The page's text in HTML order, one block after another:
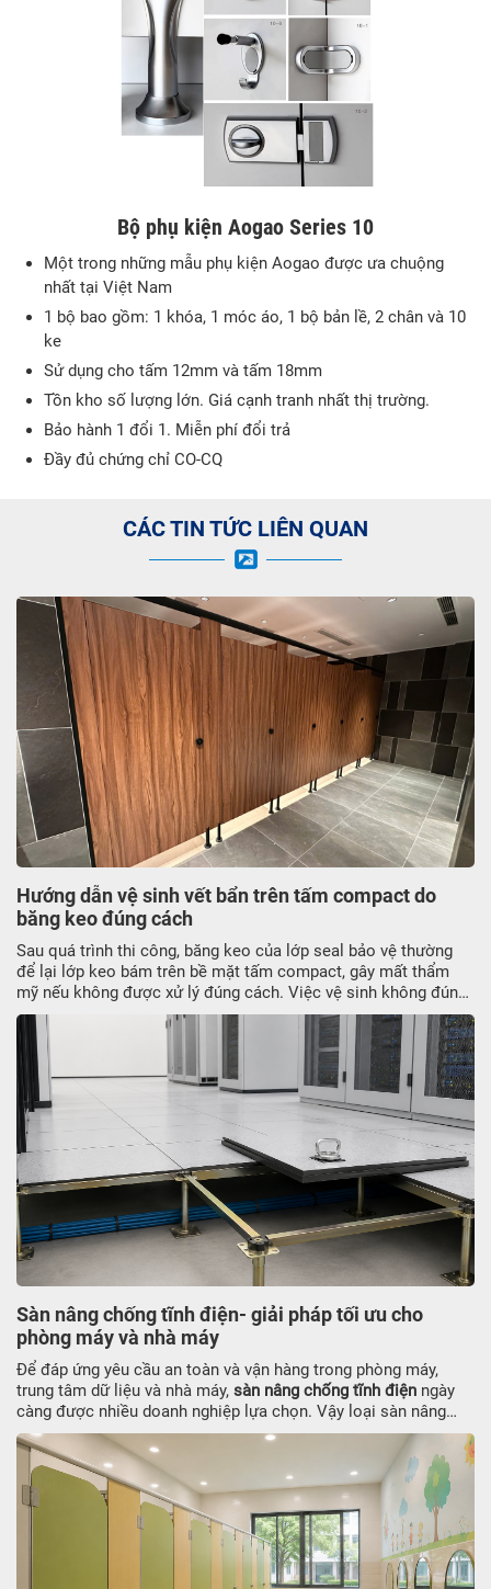
Bộ phụ kiện Aogao Series 10
Một trong những mẫu phụ kiện Aogao được ưa chuộng
nhất tại Việt Nam
1 bộ bao gồm: 1 khóa, 1 móc áo, 1 bộ bản lề, 2 chân và 10
ke
Sử dụng cho tấm 12mm và tấm 18mm
Tồn kho số lượng lớn. Giá cạnh tranh nhất thị trường.
Bảo hành 1 đổi 1. Miễn phí đổi trả
Đầy đủ chứng chỉ CO-CQ
CÁC TIN TỨC LIÊN QUAN
Hướng dẫn vệ sinh vết bẩn trên tấm compact do
băng keo đúng cách
Sau quá trình thi công, băng keo của lớp seal bảo vệ thường
để lại lớp keo bám trên bề mặt tấm compact, gây mất thẩm
mỹ nếu không được xử lý đúng cách. Việc vệ sinh không đúng
kỹ thuật có thể làm trầy xước hoặc ảnh hưởng đến lớp phủ bề
mặt. Trong bài viết này, JATO sẽ hướng dẫn cách vệ sinh vết
bẩn tấm compact do băng keo sau thi công an toàn, hiệu quả,
giữ bề mạt sạch sẽ và bền lâu.
Sàn nâng chống tĩnh điện- giải pháp tối ưu cho
phòng máy và nhà máy
Để đáp ứng yêu cầu an toàn và vận hàng trong phòng máy,
trung tâm dữ liệu và nhà máy, sàn nâng chống tĩnh điện ngày
càng được nhiều doanh nghiệp lựa chọn. Vậy loại sàn nâng
này có ưu điểm gì, cấu tạo ra sao và chi phí thi công thế nào?
Cùng JATO tìm hiểu ngay thông tin dưới đây